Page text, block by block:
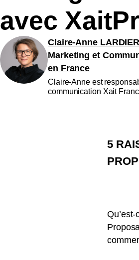
avec
Claire-Anne
Marketing et
en France
Claire-Anne est
communication Xait
5